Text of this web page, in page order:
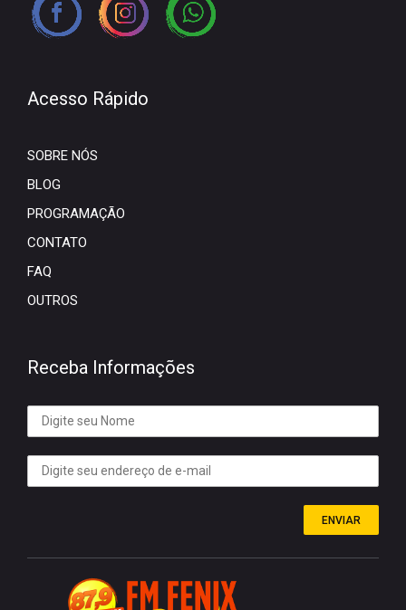
Acesso Rápido
SOBRE NÓS
BLOG
PROGRAMAÇÃO
CONTATO
FAQ
OUTROS
Receba Informações
ENVIAR